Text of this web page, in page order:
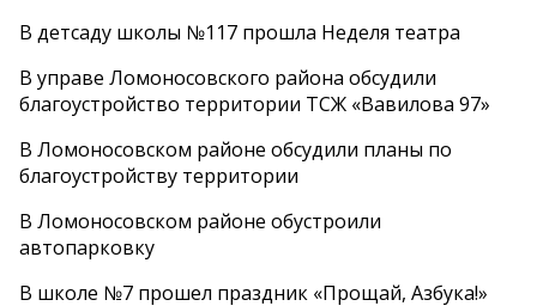
В детсаду школы №117 прошла Неделя театра
В управе Ломоносовского района обсудили
благоустройство территории ТСЖ «Вавилова 97»
В Ломоносовском районе обсудили планы по
благоустройству территории
В Ломоносовском районе обустроили
автопарковку
В школе №7 прошел праздник «Прощай, Азбука!»